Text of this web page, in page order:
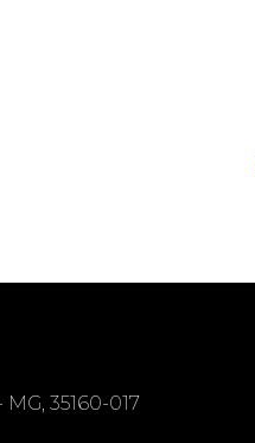
35160-017